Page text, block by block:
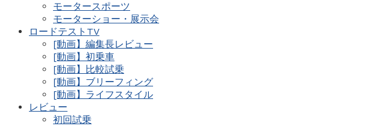
モータースポーツ
モーターショー・展示会
ロードテストTV
[動画】編集長レビュー
[動画】初乗車
[動画】比較試乗
[動画】ブリーフィング
[動画】ライフスタイル
レビュー
初回試乗